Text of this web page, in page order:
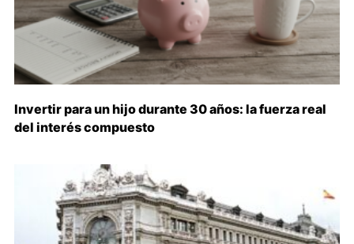
Invertir para un hijo durante 30 años: la fuerza real
del interés compuesto